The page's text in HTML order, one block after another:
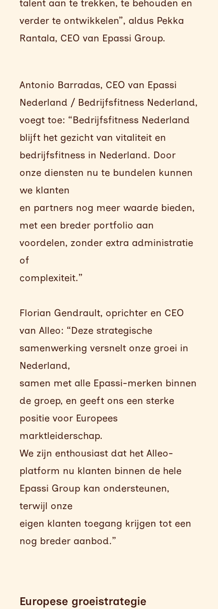
talent aan te trekken, te behouden en
verder te ontwikkelen”, aldus Pekka
Rantala, CEO van Epassi Group.
Antonio Barradas, CEO van Epassi
Nederland / Bedrijfsfitness Nederland,
voegt toe: “Bedrijfsfitness Nederland
blijft het gezicht van vitaliteit en
bedrijfsfitness in Nederland. Door
onze diensten nu te bundelen kunnen
we klanten
en partners nog meer waarde bieden,
met een breder portfolio aan
voordelen, zonder extra administratie
of
complexiteit.”
Florian Gendrault, oprichter en CEO
van Alleo: “Deze strategische
samenwerking versnelt onze groei in
Nederland,
samen met alle Epassi-merken binnen
de groep, en geeft ons een sterke
positie voor Europees
marktleiderschap.
We zijn enthousiast dat het Alleo-
platform nu klanten binnen de hele
Epassi Group kan ondersteunen,
terwijl onze
eigen klanten toegang krijgen tot een
nog breder aanbod.”
Europese groeistrategie